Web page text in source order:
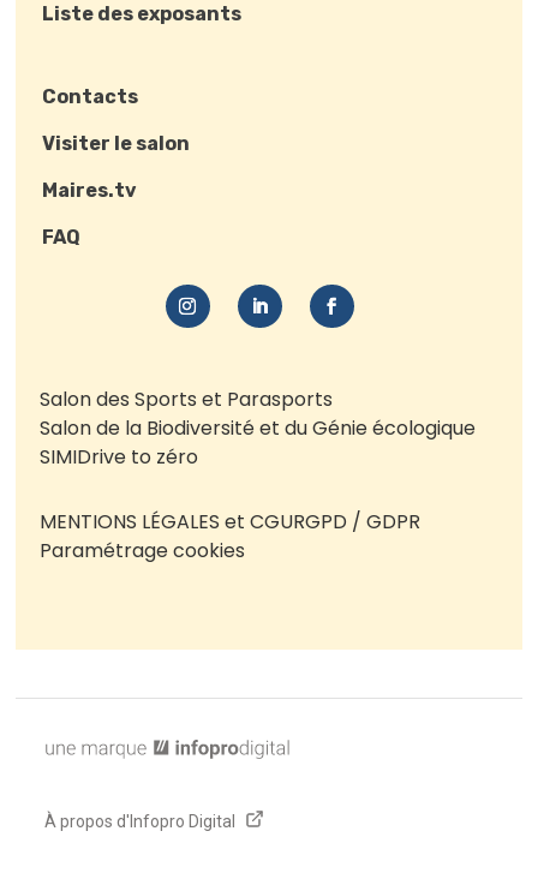
Liste des exposants
Contacts
Visiter le salon
Maires.tv
FAQ
Salon des Sports et Parasports
Salon de la Biodiversité et du Génie écologique
SIMIDrive to zéro
MENTIONS LÉGALES et CGURGPD / GDPR
Paramétrage cookies